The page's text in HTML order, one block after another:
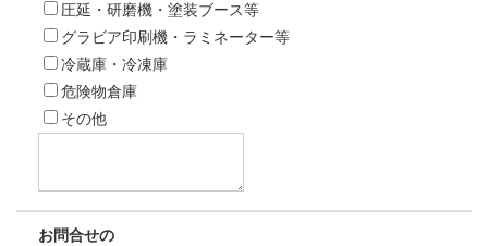
圧延・研磨機・塗装ブース等
グラビア印刷機・ラミネーター等
冷蔵庫・冷凍庫
危険物倉庫
その他
お問合せの